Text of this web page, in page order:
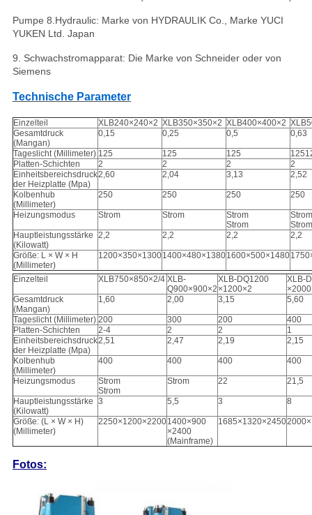
Pumpe 8.Hydraulic: Marke von HYDRAULIK Co., Marke YUCI
YUKEN Ltd. Japan
9. Schwachstromapparat: Die Marke von Schneider oder von
Siemens
Technische Parameter
Einzelteil XLB240×240×2 XLB350×350×2 XLB400×400×2
Gesamtdruck
(Mangan)
0,15 0,25 0,5 0,63
Tageslicht (Millimeter) 125 125 125
Platten-Schichten
2 2 2
2
Einheitsbereichsdruck
der Heizplatte (Mpa)
2,60 2,04 3,13 2,52
Kolbenhub
(Millimeter)
250 250 250 250
Heizungsmodus Strom Strom
Strom
Strom
Strom
Strom
Hauptleistungsstärke
(Kilowatt)
2,2 2,2 2,2 2,2
Größe: L × W × H
(Millimeter)
1200×350×13001400×480×13801600×500×1480
Einzelteil XLB750×850×2/4 XLB-
Q900×900×2
XLB-DQ1200
×1200×2
XLB-
Gesamtdruck
(Mangan)
1,60 2,00 3,15 5,60
Tageslicht (Millimeter) 200 300 200
400
Platten-Schichten
2-4 2 2
1
Einheitsbereichsdruck
der Heizplatte (Mpa)
2,51 2,47 2,19 2,15
Kolbenhub
(Millimeter)
400 400 400 400
Heizungsmodus
Strom
Strom
Strom 22 21,5
Hauptleistungsstärke
(Kilowatt)
3 5,5 3 8
Größe: (L × W × H)
(Millimeter)
2250×1200×22001400×900
×2400
(Mainframe)
1685×1320×2450
Fotos: